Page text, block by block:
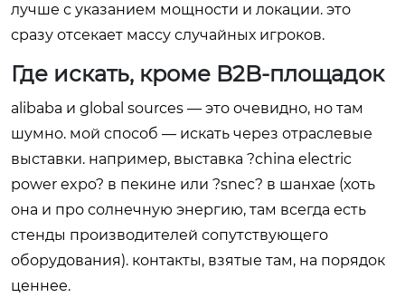
лучше с указанием мощности и локации. это
сразу отсекает массу случайных игроков.
Где искать, кроме B2B-площадок
alibaba и global sources — это очевидно, но там
шумно. мой способ — искать через отраслевые
выставки. например, выставка ?china electric
power expo? в пекине или ?snec? в шанхае (хоть
она и про солнечную энергию, там всегда есть
стенды производителей сопутствующего
оборудования). контакты, взятые там, на порядок
ценнее.